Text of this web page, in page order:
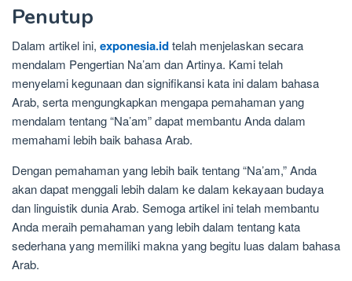
Penutup
Dalam artikel ini, exponesia.idtelah menjelaskan secara
mendalam Pengertian Na’am dan Artinya. Kami telah
menyelami kegunaan dan signifikansi kata ini dalam bahasa
Arab, serta mengungkapkan mengapa pemahaman yang
mendalam tentang “Na’am” dapat membantu Anda dalam
memahami lebih baik bahasa Arab.
Dengan pemahaman yang lebih baik tentang “Na’am,” Anda
akan dapat menggali lebih dalam ke dalam kekayaan budaya
dan linguistik dunia Arab. Semoga artikel ini telah membantu
Anda meraih pemahaman yang lebih dalam tentang kata
sederhana yang memiliki makna yang begitu luas dalam bahasa
Arab.